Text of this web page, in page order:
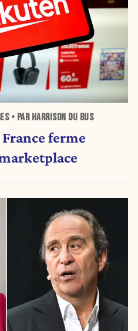
• PAR HARRISON DU BUS
ferme